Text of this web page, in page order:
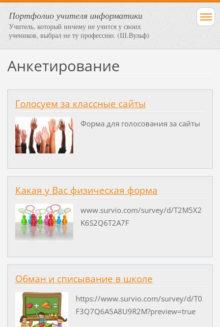
Портфолио учителя информатики
Учитель, который ничему не учится у своих
учеников, выбрал не ту профессию. (Ш.Вульф)
Анкетирование
Голосуем за классные сайты
Форма для голосования за сайты
Какая у Вас физическая форма
www.survio.com/survey/d/T2M5X2
K6S2Q6T2A7F
Обман и списывание в школе
https://www.survio.com/survey/d/T0
F3Q7Q6A5A8U9R2M?preview=true